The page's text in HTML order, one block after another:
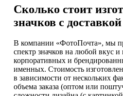
Сколько стоит
значков с доставкой
В компании «ФотоПочта», мы
спектр значков на любой вкус и
корпоративных и
именных. Стоимость
в зависимости от нескольких
объема заказа (оптом или